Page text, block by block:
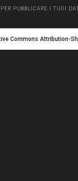
PUBBLICARE I TUOI
Commons Attribution-